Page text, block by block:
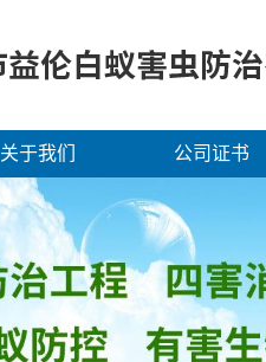
关于我们 公司证书